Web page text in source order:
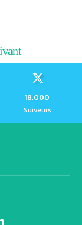
18,000
Suiveurs